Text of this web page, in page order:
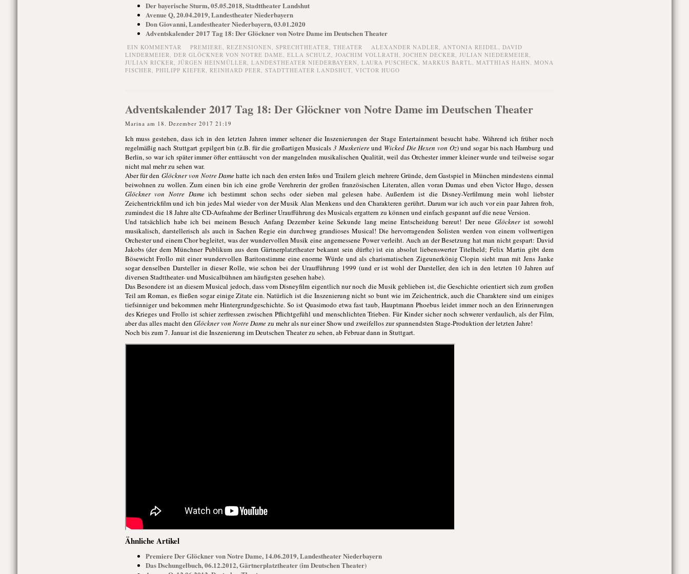
Der bayerische Sturm, 05.05.2018, Stadttheater Landshut
Avenue Q, 20.04.2019, Landestheater Niederbayern
Don Giovanni, Landestheater Niederbayern, 03.01.2020
Adventskalender 2017 Tag 18: Der Glöckner von Notre Dame im Deutschen Theater
EIN KOMMENTAR PREMIERE, REZENSIONEN, SPRECHTHEATER, THEATER ALEXANDER NADLER, ANTONIA REIDEL, DAVID
LINDERMEIER, DER GLÖCKNER VON NOTRE DAME, ELLA SCHULZ, JOACHIM VOLLRATH, JOCHEN DECKER, JULIAN NIEDERMEIER,
JULIAN RICKER, JÜRGEN HEINMÜLLER, LANDESTHEATER NIEDERBAYERN, LAURA PUSCHECK, MARKUS BARTL, MATTHIAS HAHN, MONA
FISCHER, PHILIPP KIEFER, REINHARD PEER, STADTTHEATER LANDSHUT, VICTOR HUGO
Adventskalender 2017 Tag 18: Der Glöckner von Notre Dame im Deutschen Theater
Marina am 18. Dezember 2017 21:19
Ich muss gestehen, dass ich in den letzten Jahren immer seltener die Inszenierungen der Stage Entertainment besucht habe. Während ich früher noch
regelmäßig nach Stuttgart gepilgert bin (z.B. für die großartigen Musicals3 Musketiereund Wicked Die Hexen von Oz) und sogar bis nach Hamburg und
Berlin, so war ich später immer öfter enttäuscht von der mangelnden musikalischen Qualität, weil das Orchester immer kleiner wurde und teilweise sogar
nicht mal mehr zu sehen war.
Aber für den Glöckner von Notre Damehatte ich nach den ersten Infos und Trailern gleich mehrere Gründe, dem Gastspiel in München mindestens einmal
beiwohnen zu wollen. Zum einen bin ich eine große Verehrerin der großen französischen Literaten, allen voran Dumas und eben Victor Hugo, dessen
Glöckner von Notre Dameich bestimmt schon sechs oder sieben mal gelesen habe. Außerdem ist die Disney-Verfilmung mein wohl liebster
Zeichentrickfilm und ich bin jedes Mal wieder von der Musik Alan Menkens und den Charakteren gerührt. Darum war ich auch vor ein paar Jahren froh,
zumindest die 18 Jahre alte CD-Aufnahme der Berliner Uraufführung des Musicals ergattern zu können und einfach gespannt auf die neue Version.
Und tatsächlich habe ich bei meinem Besuch Anfang Dezember keine Sekunde lang meine Entscheidung bereut! Der neue Glöcknerist sowohl
musikalisch, darstellerisch als auch in Sachen Regie ein durchweg grandioses Musical! Die hervorragenden Solisten werden von einem vollwertigen
Orchester und einem Chor begleitet, was der wundervollen Musik eine angemessene Power verleiht. Auch an der Besetzung hat man nicht gespart: David
Jakobs (der dem Münchner Publikum aus dem Gärtnerplatztheater bekannt sein dürfte) ist ein absolut liebenswerter Titelheld; Felix Martin gibt dem
Bösewicht Frollo mit einer wundervollen Baritonstimme eine enorme Würde und als charismatischen Zigeunerkönig Clopin sieht man mit Jens Janke
sogar denselben Darsteller in dieser Rolle, wie schon bei der Uraufführung 1999 (und er ist wohl der Darsteller, den ich in den letzten 10 Jahren auf
diversen Stadttheater- und Musicalbühnen am häufigsten gesehen habe).
Das Besondere ist an diesem Musical jedoch, dass vom Disneyfilm eigentlich nur noch die Musik geblieben ist, die Geschichte orientiert sich zum großen
Teil am Roman, es fließen sogar einige Zitate ein. Natürlich ist die Inszenierung nicht so bunt wie im Zeichentrick, auch die Charaktere sind um einiges
tiefsinniger und bekommen mehr Hintergrundgeschichte. So ist Quasimodo etwa fast taub, Hauptmann Phoebus leidet immer noch an den Erinnerungen
des Krieges und Frollo ist schier zerfressen zwischen Pflichtgefühl und menschlichten Trieben. Für Kinder sicher noch schwerer verdaulich, als der Film,
aber das alles macht den Glöckner von Notre Damezu mehr als nur einer Show und zweifellos zur spannendsten Stage-Produktion der letzten Jahre!
Noch bis zum 7. Januar ist die Inszenierung im Deutschen Theater zu sehen, ab Februar dann in Stuttgart.
Ähnliche Artikel
Premiere Der Glöckner von Notre Dame, 14.06.2019, Landestheater Niederbayern
Das Dschungelbuch, 06.12.2012, Gärtnerplatztheater (im Deutschen Theater)